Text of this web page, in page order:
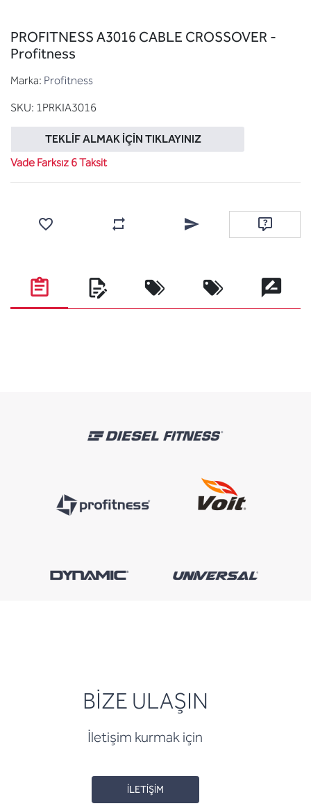
PROFITNESS A3016 CABLE CROSSOVER -
Profitness
Marka: Profitness
SKU: 1PRKIA3016
TEKLIF ALMAK İÇIN TIKLAYINIZ
Vade Farksız 6 Taksit
Karşılaştırma listesine ekleArkadaşına e-posta ile
Soru sor
BİZE ULAŞIN
İletişim kurmak için
İLETİŞİM